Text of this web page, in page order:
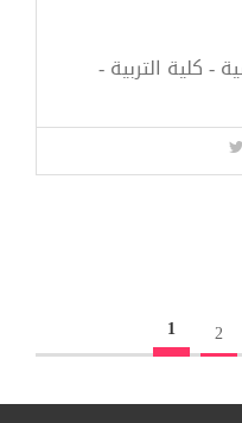
- كلية التربية -
1 2